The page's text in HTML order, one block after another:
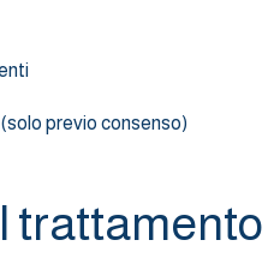
previo consenso)
trattamento